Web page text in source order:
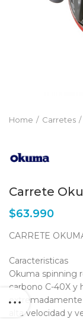
Home Carretes
Carrete
$63.990
CARRETE
Caracteristicas
Okuma spinning
carbono C-40X y
extremadamente
alta velocidad y